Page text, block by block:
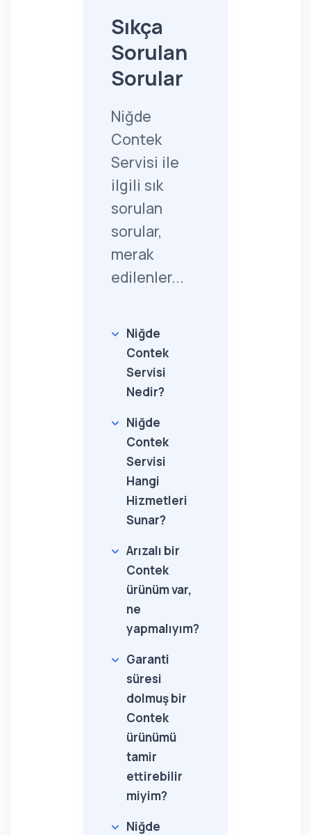
Sıkça
Sorulan
Sorular
Niğde
Contek
Servisi ile
ilgili sık
sorulan
sorular,
merak
edilenler...
Niğde
Contek
Servisi
Nedir?
Niğde
Contek
Servisi
Hangi
Hizmetleri
Sunar?
Arızalı bir
Contek
ürünüm var,
ne
yapmalıyım?
Garanti
süresi
dolmuş bir
Contek
ürünümü
tamir
ettirebilir
miyim?
Niğde